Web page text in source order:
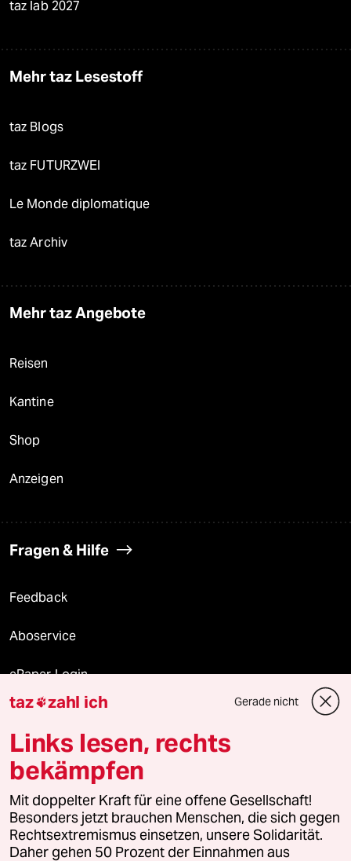
taz lab 2027
Mehr taz Lesestoff
taz Blogs
taz FUTURZWEI
Le Monde diplomatique
taz Archiv
Mehr taz Angebote
Reisen
Kantine
Shop
Anzeigen
Fragen & Hilfe
Feedback
Aboservice
ePaper Login
Downloads für Abonnierende
© 2026 taz Verlags und Vertriebs GmbH
Alle Rechte vorbehalten. Bei rechtlichen Fragen oder für Genehmigungen
wenden Sie sich bitte an
lizenzen@taz.de
taz zahl ich Gerade nicht
Links lesen, rechts
bekämpfen
Mit doppelter Kraft für eine offene Gesellschaft!
Besonders jetzt brauchen Menschen, die sich gegen
Rechtsextremismus einsetzen, unsere Solidarität.
Daher gehen 50 Prozent der Einnahmen aus